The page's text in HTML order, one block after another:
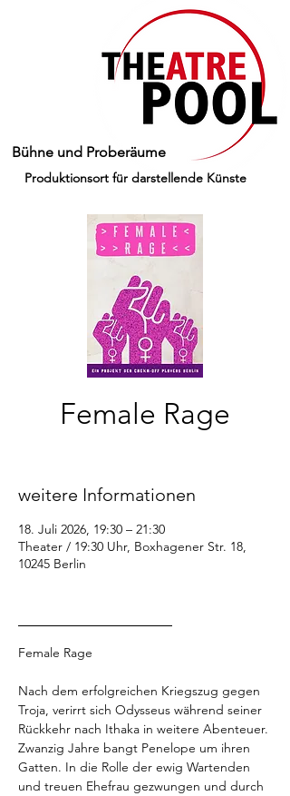
Produktionsort für darstellende Künste
Bühne und Proberäume
Female Rage
weitere Informationen
18. Juli 2026, 19:30 – 21:30
Theater / 19:30 Uhr, Boxhagener Str. 18,
10245 Berlin
Female Rage
Nach dem erfolgreichen Kriegszug gegen
Troja, verirrt sich Odysseus während seiner
Rückkehr nach Ithaka in weitere Abenteuer.
Zwanzig Jahre bangt Penelope um ihren
Gatten. In die Rolle der ewig Wartenden
und treuen Ehefrau gezwungen und durch